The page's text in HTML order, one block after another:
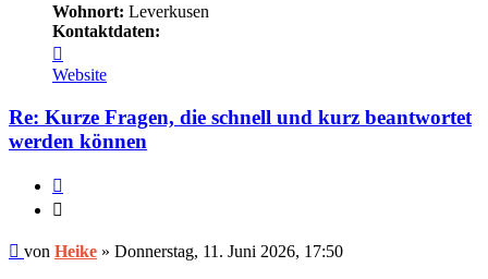
Wohnort: Leverkusen
Kontaktdaten:
von
Heike
Website
Re: Kurze Fragen, die schnell und kurz beantwortet
werden können
Ungelesener
von Heike » Donnerstag, 11. Juni 2026, 17:50